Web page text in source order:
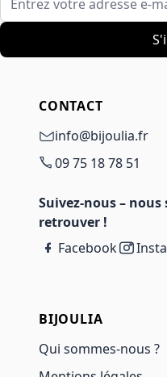
CONTACT
info@bijoulia.fr
09 75 18 78 51
Suivez-nous –
retrouver !
Facebook
BIJOULIA
Qui sommes-nous ?